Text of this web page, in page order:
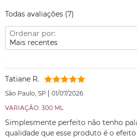
Todas avaliações (7)
Ordenar por:
Mais recentes
Tatiane R.
São Paulo, SP | 01/07/2026
VARIAÇÃO: 300 ML
Simplesmente perfeito não tenho
qualidade que esse produto é o